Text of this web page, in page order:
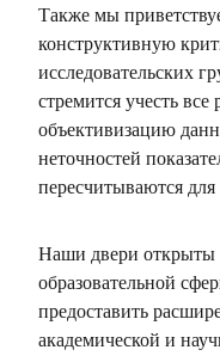
Также мы
конструктивную
исследовательских
стремится учесть
объективизацию
неточностей
пересчитываются для
Наши двери открыты
образовательной
предоставить
академической и